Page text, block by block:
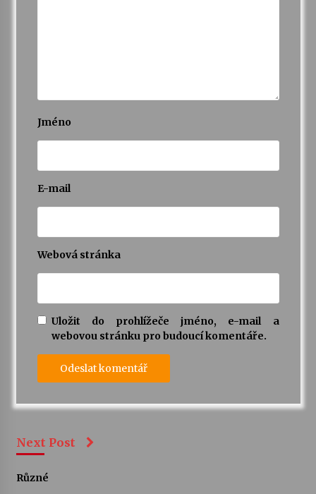
Jméno
E-mail
Webová stránka
Uložit do prohlížeče jméno, e-mail a
webovou stránku pro budoucí komentáře.
Next Post
Různé